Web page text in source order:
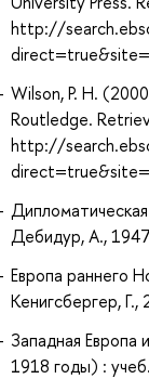
http://
Wilson, P. H.
Routledge.
http://
Дебидур, А., 1947
Европа раннего
Кенигсбергер, Г.,
Западная
1918 годы) :